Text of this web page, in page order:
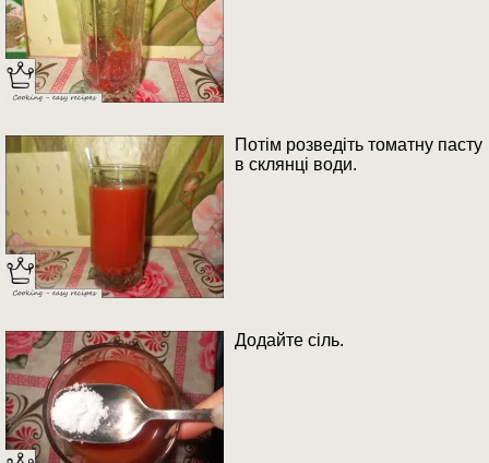
Потім розведіть томатну пасту
в склянці води.
Додайте сіль.